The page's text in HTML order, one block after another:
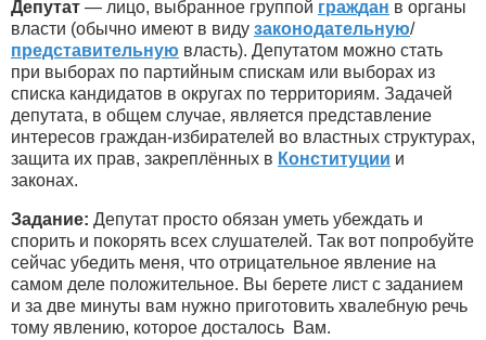
Депутат — лицо, выбранное группой граждан в органы
власти (обычно имеют в виду законодательную/
представительную власть). Депутатом можно стать
при выборах по партийным спискам или выборах из
списка кандидатов в округах по территориям. Задачей
депутата, в общем случае, является представление
интересов граждан-избирателей во властных структурах,
защита их прав, закреплённых в Конституции и
законах.
Задание: Депутат просто обязан уметь убеждать и
спорить и покорять всех слушателей. Так вот попробуйте
сейчас убедить меня, что отрицательное явление на
самом деле положительное. Вы берете лист с заданием
и за две минуты вам нужно приготовить хвалебную речь
тому явлению, которое досталось Вам.